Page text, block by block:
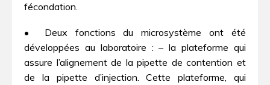
fécondation.
• Deux fonctions du microsystème ont été
développées au laboratoire : – la plateforme qui
assure l’alignement de la pipette de contention et
de la pipette d’injection. Cette plateforme, qui